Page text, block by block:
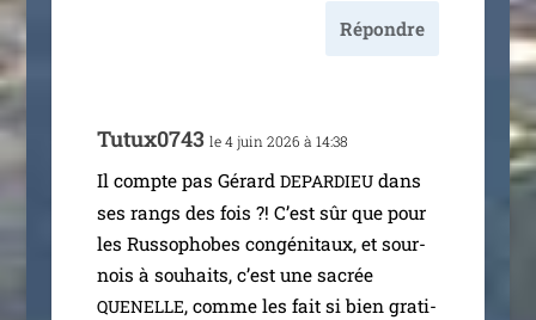
Répondre
Tutux0743 le 4 juin 2026 à 14:38
Il compte pas Gérard DEPARDIEUdans
ses rangs des fois ?! C’est sûr que pour
les Russophobes congé­ni­taux, et sour­
nois à sou­haits, c’est une sacrée
QUENELLE, comme les fait si bien gra­ti­